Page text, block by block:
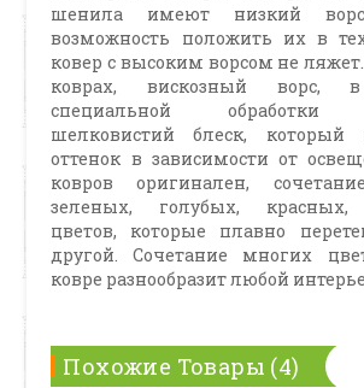
шенила имеют низкий
возможность положить их в
ковер с высоким ворсом не
коврах, вискозный ворс, в
специальной обработки
шелковистий блеск, который
оттенок в зависимости от
ковров оригинален,
зеленых, голубых, красных,
цветов, которые плавно
другой. Сочетание многих
ковре разнообразит любой
Похожие Товары (4)